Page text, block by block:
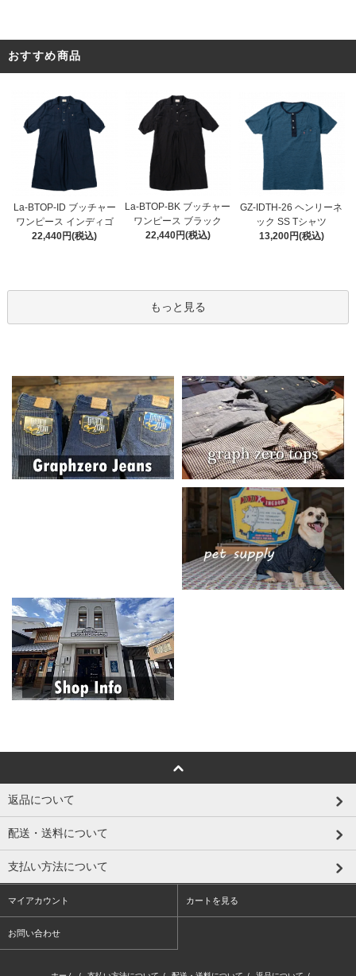
おすすめ商品
La-BTOP-ID ブッチャー
ワンピース インディゴ
22,440円(税込)
La-BTOP-BK ブッチャー
ワンピース ブラック
22,440円(税込)
GZ-IDTH-26 ヘンリーネ
ック SS Tシャツ
13,200円(税込)
もっと見る
返品について
配送・送料について
支払い方法について
マイアカウント カートを見る
お問い合わせ